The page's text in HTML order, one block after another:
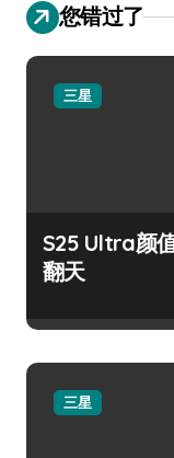
您错过了
三星
S25 Ultra颜
翻天
三星